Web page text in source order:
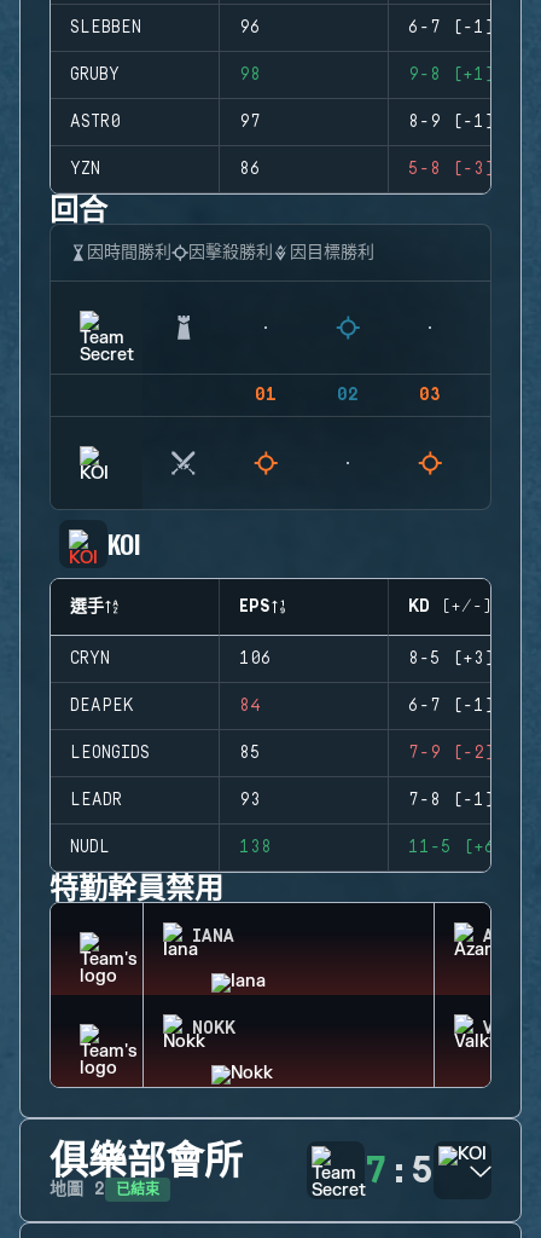
SLEBBEN 96 6-7 (-1)
GRUBY 98 9-8 (+1)
ASTR0 97 8-9 (-1)
YZN 86 5-8 (-3)
回合
因時間勝利 因擊殺勝利 因目標勝利
01 02 03
KOI
選手 EPS KD (+/-)
CRYN 106 8-5 (+3)
DEAPEK 84 6-7 (-1)
LEONGIDS 85 7-9 (-2)
LEADR 93 7-8 (-1)
NUDL 138 11-5 (+6)
特勤幹員禁用
IANA AZAMI
NOKK
俱樂部會所
地圖 2 已結束 7 : 5